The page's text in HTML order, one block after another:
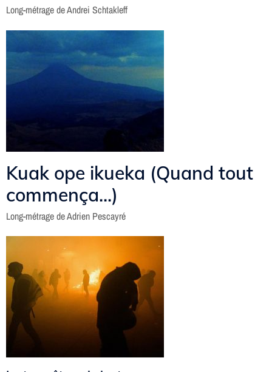
Long-métrage de Andrei Schtakleff
Kuak ope ikueka (Quand tout
commença...)
Long-métrage de Adrien Pescayré